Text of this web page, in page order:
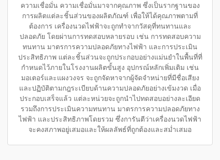
ความเชื่อมั่น ความเชื่อมั่นมาจากคุณภาพ ซึ่งเป็นรากฐานของ
การผลิตแต่ละชิ้นส่วนของผลิตภัณฑ์ เพื่อให้ได้คุณภาพตามที่
ต้องการ เครื่องนวดไฟฟ้าจะถูกทำจากวัสดุที่ทนทานและ
ปลอดภัย โดยผ่านการทดสอบหลายรอบ เช่น การทดสอบความ
ทนทาน มาตรการความปลอดภัยทางไฟฟ้า และการประเมิน
ประสิทธิภาพ แต่ละชิ้นส่วนจะถูกประกอบอย่างแม่นยำในพื้นที่ที่
กำหนดไว้ภายในโรงงานผลิตขั้นสูง อุปกรณ์หลักเพิ่มเติม เช่น
มอเตอร์และแผงวงจร จะถูกจัดหาจากผู้จัดจำหน่ายที่มีชื่อเสียง
และปฏิบัติตามกฎระเบียบด้านความปลอดภัยอย่างเข้มงวด เมื่อ
ประกอบเสร็จแล้ว แต่ละหน่วยจะถูกนำไปทดสอบอย่างละเอียด
รวมถึงการประเมินความทนทาน มาตรการความปลอดภัยทาง
ไฟฟ้า และประสิทธิภาพโดยรวม ซึ่งการันตีว่าเครื่องนวดไฟฟ้า
จะคงสภาพอยู่เสมอและให้ผลลัพธ์ที่ถูกต้องและสม่ำเสมอ